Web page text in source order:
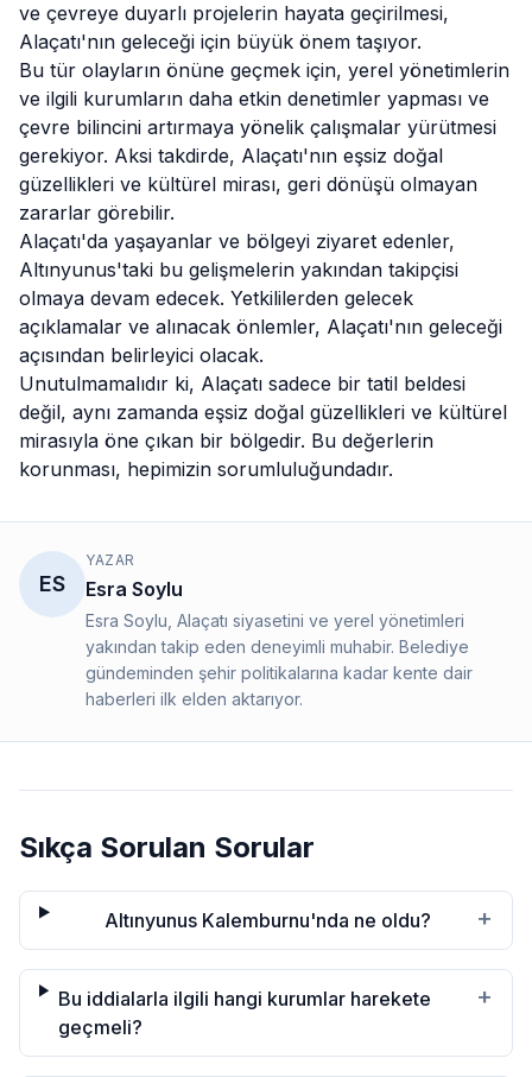
ve çevreye duyarlı projelerin hayata geçirilmesi,
Alaçatı'nın geleceği için büyük önem taşıyor.
Bu tür olayların önüne geçmek için, yerel yönetimlerin
ve ilgili kurumların daha etkin denetimler yapması ve
çevre bilincini artırmaya yönelik çalışmalar yürütmesi
gerekiyor. Aksi takdirde, Alaçatı'nın eşsiz doğal
güzellikleri ve kültürel mirası, geri dönüşü olmayan
zararlar görebilir.
Alaçatı'da yaşayanlar ve bölgeyi ziyaret edenler,
Altınyunus'taki bu gelişmelerin yakından takipçisi
olmaya devam edecek. Yetkililerden gelecek
açıklamalar ve alınacak önlemler, Alaçatı'nın geleceği
açısından belirleyici olacak.
Unutulmamalıdır ki, Alaçatı sadece bir tatil beldesi
değil, aynı zamanda eşsiz doğal güzellikleri ve kültürel
mirasıyla öne çıkan bir bölgedir. Bu değerlerin
korunması, hepimizin sorumluluğundadır.
ES
YAZAR
Esra Soylu
Esra Soylu, Alaçatı siyasetini ve yerel yönetimleri
yakından takip eden deneyimli muhabir. Belediye
gündeminden şehir politikalarına kadar kente dair
haberleri ilk elden aktarıyor.
Sıkça Sorulan Sorular
Altınyunus Kalemburnu'nda ne oldu? +
Bu iddialarla ilgili hangi kurumlar harekete
geçmeli?
+